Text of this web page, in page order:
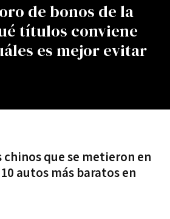
de bonos de la
títulos conviene
es mejor evitar
chinos que se metieron en
autos más baratos en